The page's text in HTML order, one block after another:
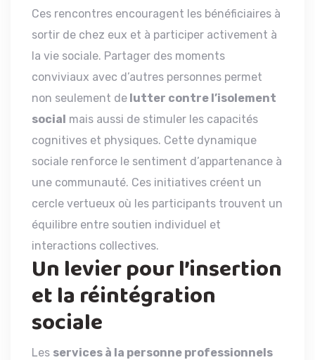
Ces rencontres encouragent les bénéficiaires à
sortir de chez eux et à participer activement à
la vie sociale. Partager des moments
conviviaux avec d’autres personnes permet
non seulement de lutter contre l’isolement
social mais aussi de stimuler les capacités
cognitives et physiques. Cette dynamique
sociale renforce le sentiment d’appartenance à
une communauté. Ces initiatives créent un
cercle vertueux où les participants trouvent un
équilibre entre soutien individuel et
interactions collectives.
Un levier pour l’insertion
et la réintégration
sociale
Les services à la personne professionnels